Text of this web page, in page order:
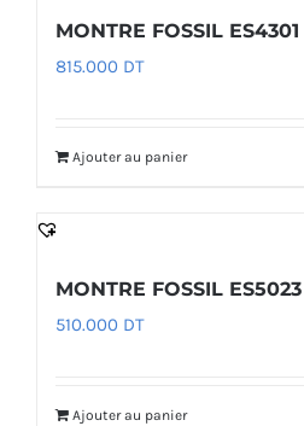
MONTRE FOSSIL ES4301
815.000 DT
Ajouter au panier
MONTRE FOSSIL ES5023
510.000 DT
Ajouter au panier